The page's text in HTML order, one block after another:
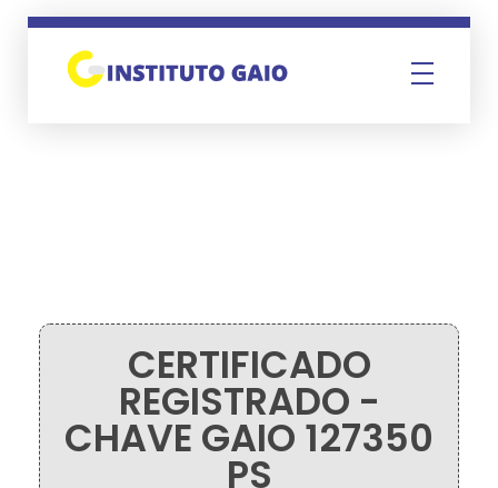
CERTIFICADO
REGISTRADO -
CHAVE GAIO 127350
PS